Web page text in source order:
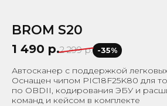
-35%
BROM S20
1 490 р.2 299 р. -35%
Автосканер с поддержкой
Оснащен чипом PIC18F25K80 для
по OBDII, кодирования ЭБУ и
команд и кейсом в комплекте